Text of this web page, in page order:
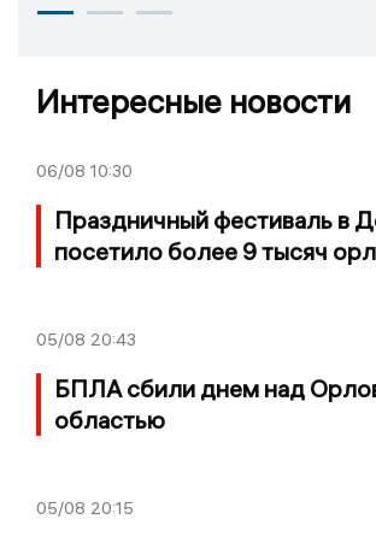
Интересные новости
06/08 10:30
Праздничный фестиваль в
посетило более 9 тысяч
05/08 20:43
БПЛА сбили днем над
областью
05/08 20:15